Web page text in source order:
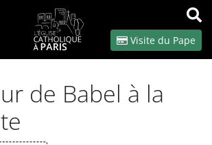
OK
Visite du Pape
de Babel à la
des cookies